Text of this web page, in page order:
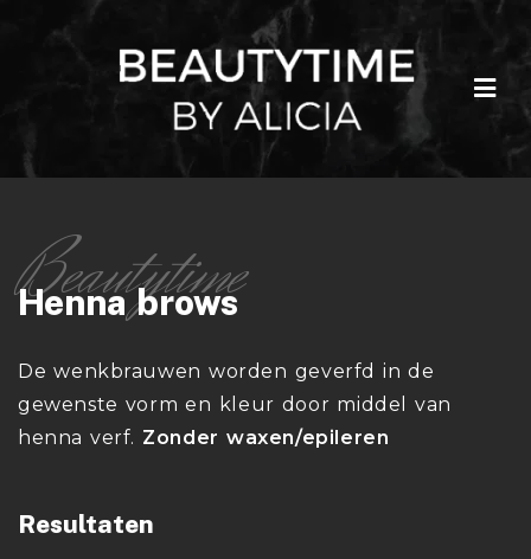
Henna brows
De wenkbrauwen worden geverfd in de
gewenste vorm en kleur door middel van
henna verf. Zonder waxen/epileren
Resultaten